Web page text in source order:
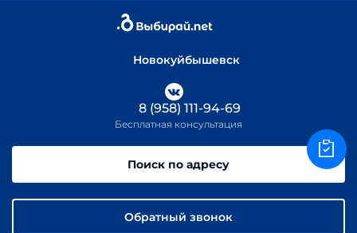
Новокуйбышевск
8 (958) 111-94-69
Бесплатная консультация
Поиск по адресу
Обратный звонок